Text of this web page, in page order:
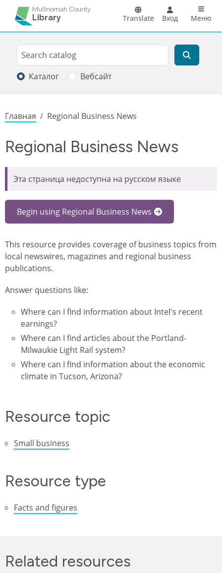
Перейти к основному содержанию
Multnomah County
Library Translate Вход Main
Меню
Search
Поиск
Каталог Вебсайт
Строка навигации
Главная Regional Business News
Regional Business News
Эта страница недоступна на русском языке
Begin using Regional Business News
This resource provides coverage of business topics from
local newswires, magazines and regional business
publications.
Answer questions like:
Where can I find information about Intel's recent
earnings?
Where can I find articles about the Portland-
Milwaukie Light Rail system?
Where can I find information about the economic
climate in Tucson, Arizona?
Resource topic
Small business
Resource type
Facts and figures
Related resources